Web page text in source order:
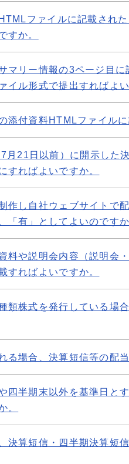
ファイルに記載され
すか。
マリー情報の3ページ目
イル形式で提出すればよい
添付資料HTMLファイル
21日以前）に開示した
すればよいですか。
作し自社ウェブサイトで
「有」としてよいのですか
料や説明会内容（説明会
すればよいですか。
類株式を発行している場
る場合、決算短信等の配
四半期末以外を基準日と
。
決算短信・四半期決算短